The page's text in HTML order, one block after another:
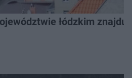
łódzkim